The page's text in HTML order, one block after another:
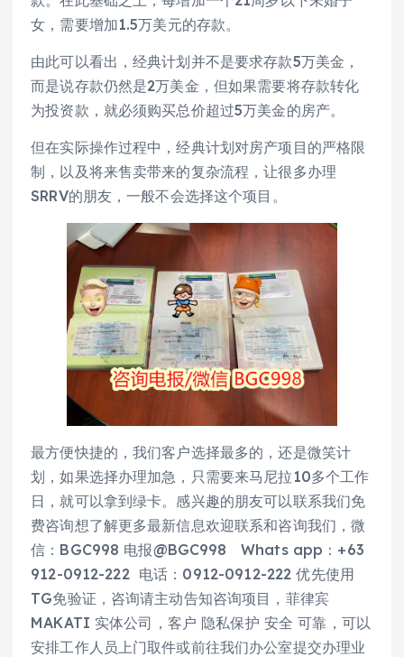
女，需要增加1.5万美元的存款。
由此可以看出，经典计划并不是要求存款5万美金，
而是说存款仍然是2万美金，但如果需要将存款转化
为投资款，就必须购买总价超过5万美金的房产。
但在实际操作过程中，经典计划对房产项目的严格限
制，以及将来售卖带来的复杂流程，让很多办理
SRRV的朋友，一般不会选择这个项目。
最方便快捷的，我们客户选择最多的，还是微笑计
划，如果选择办理加急，只需要来马尼拉10多个工作
日，就可以拿到绿卡。感兴趣的朋友可以联系我们免
费咨询想了解更多最新信息欢迎联系和咨询我们，微
信：BGC998 电报@BGC998 Whats app：+63
912-0912-222 电话：0912-0912-222 优先使用
TG免验证，咨询请主动告知咨询项目，菲律宾
MAKATI 实体公司，客户 隐私保护 安全 可靠，可以
安排工作人员上门取件或前往我们办公室提交办理业